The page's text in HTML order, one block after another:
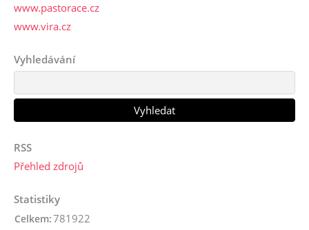
www.pastorace.cz
www.vira.cz
Vyhledávání
RSS
Přehled zdrojů
Statistiky
Celkem:781922